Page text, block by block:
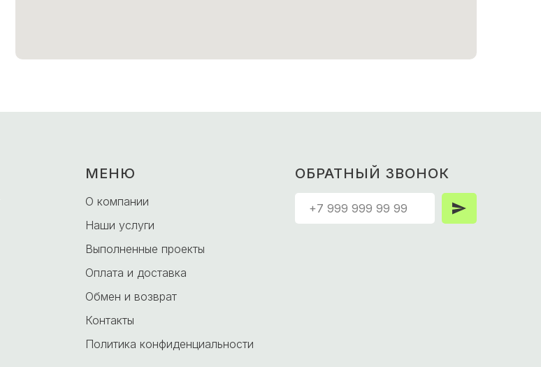
МЕНЮ
О компании
Наши услуги
Выполненные проекты
Оплата и доставка
Обмен и возврат
Контакты
Политика конфиденциальности
ОБРАТНЫЙ ЗВОНОК